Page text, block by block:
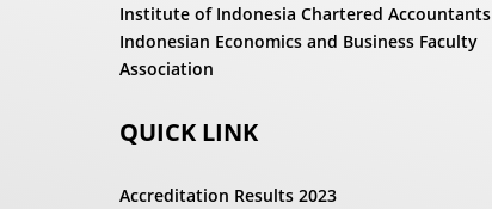
Institute of Indonesia Chartered Accountants
Indonesian Economics and Business Faculty
Association
QUICK LINK
Accreditation Results 2023